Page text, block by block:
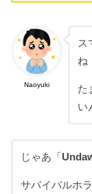
Naoyuki
ス
ね
た
い
じゃあ「
サバイバルホ